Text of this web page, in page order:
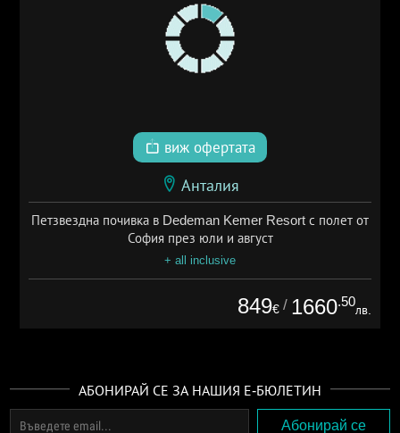
виж офертата
Анталия
Петзвездна почивка в Dedeman Kemer Resort с полет от
София през юли и август
+ all inclusive
849€ / 1660.50
лв.
АБОНИРАЙ СЕ ЗА НАШИЯ Е-БЮЛЕТИН